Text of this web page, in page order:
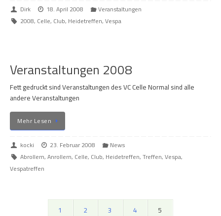
Dirk 18. April 2008
Veranstaltungen
2008, Celle, Club, Heidetreffen, Vespa
Veranstaltungen 2008
Fett gedruckt sind Veranstaltungen des VC Celle Normal sind alle
andere Veranstaltungen
Mehr Lesen
kocki 23. Februar 2008
News
Abrollern, Anrollern, Celle, Club, Heidetreffen, Treffen, Vespa,
Vespatreffen
1 2 3 4 5